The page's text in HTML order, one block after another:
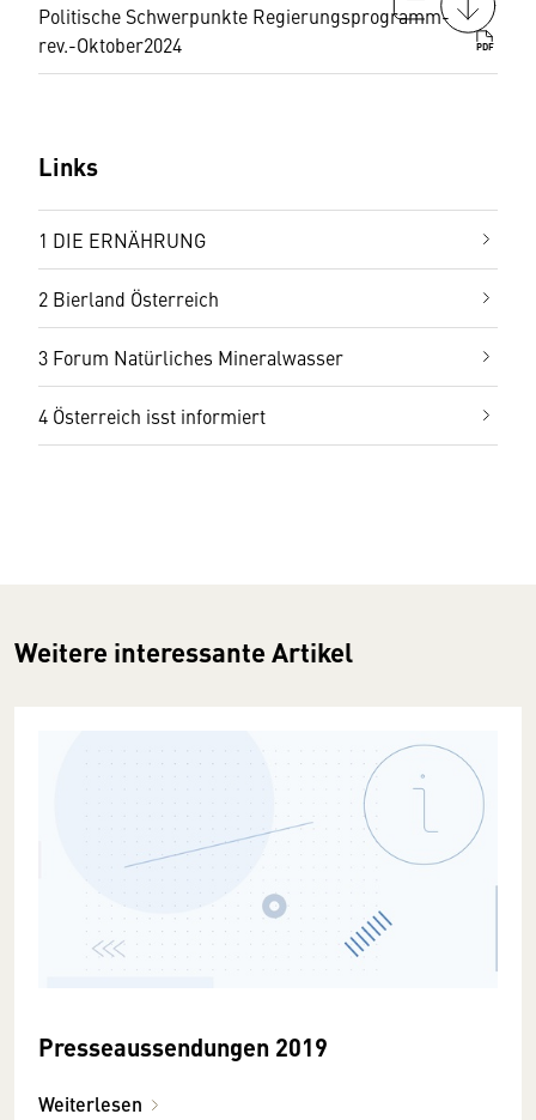
Politische Schwerpunkte Regierungsprogramm-
rev.-Oktober2024
PDF
Links
1 DIE ERNÄHRUNG
2 Bierland Österreich
3 Forum Natürliches Mineralwasser
4 Österreich isst informiert
Weitere interessante Artikel
Presseaussendungen 2019
Weiterlesen